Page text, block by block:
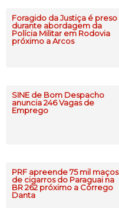
Foragido da Justiça é preso
durante abordagem da
Polícia Militar em Rodovia
próximo a Arcos
SINE de Bom Despacho
anuncia 246 Vagas de
Emprego
PRF apreende 75 mil maços
de cigarros do Paraguai na
BR 262 próximo a Córrego
Danta